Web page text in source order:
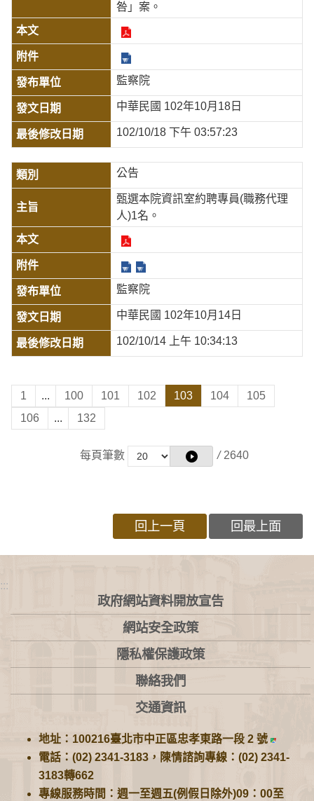
咎」案。
監察院
中華民國 102年10月18日
102/10/18 下午 03:57:23
公告
甄選本院資訊室約聘專員(職務代理
人)1名。
監察院
中華民國 102年10月14日
102/10/14 上午 10:34:13
1 ... 100 101 102 103 104
105
106
... 132
每頁筆數 / 2640
回上一頁 回最上面
:::
政府網站資料開放宣告
網站安全政策
隱私權保護政策
聯絡我們
交通資訊
地址：100216臺北市中正區忠孝東路一段 2 號
電話：(02) 2341-3183，陳情諮詢專線：(02) 2341-
3183轉662
專線服務時間：週一至週五(例假日除外)09：00至